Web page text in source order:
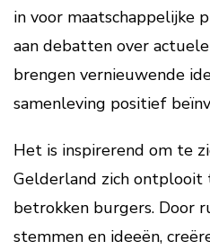
in voor maatschappelijke
aan debatten over
brengen vernieuwende
samenleving positief
Het is inspirerend om te
Gelderland zich
betrokken burgers. Door
stemmen en ideeën,